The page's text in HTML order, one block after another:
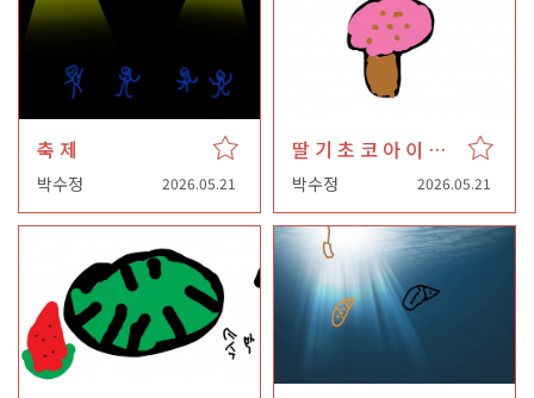
축 제
박수정 2026.05.21
딸 기 초 코 아 이 스 크 림
박수정 2026.05.21